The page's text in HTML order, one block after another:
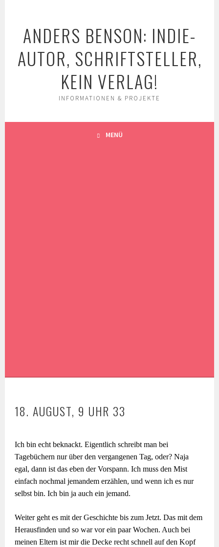
ANDERS BENSON: INDIE-
AUTOR, SCHRIFTSTELLER,
KEIN VERLAG!
INFORMATIONEN & PROJEKTE
MENÜ
18. AUGUST, 9 UHR 33
Ich bin echt beknackt. Eigentlich schreibt man bei
Tagebüchern nur über den vergangenen Tag, oder? Naja
egal, dann ist das eben der Vorspann. Ich muss den Mist
einfach nochmal jemandem erzählen, und wenn ich es nur
selbst bin. Ich bin ja auch ein jemand.
Weiter geht es mit der Geschichte bis zum Jetzt. Das mit dem
Herausfinden und so war vor ein paar Wochen. Auch bei
meinen Eltern ist mir die Decke recht schnell auf den Kopf